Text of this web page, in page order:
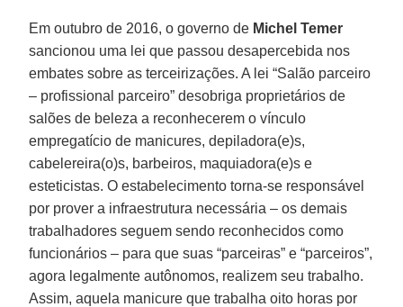
Em outubro de 2016, o governo de Michel Temer
sancionou uma lei que passou desapercebida nos
embates sobre as terceirizações. A lei “Salão parceiro
– profissional parceiro” desobriga proprietários de
salões de beleza a reconhecerem o vínculo
empregatício de manicures, depiladora(e)s,
cabelereira(o)s, barbeiros, maquiadora(e)s e
esteticistas. O estabelecimento torna-se responsável
por prover a infraestrutura necessária – os demais
trabalhadores seguem sendo reconhecidos como
funcionários – para que suas “parceiras” e “parceiros”,
agora legalmente autônomos, realizem seu trabalho.
Assim, aquela manicure que trabalha oito horas por